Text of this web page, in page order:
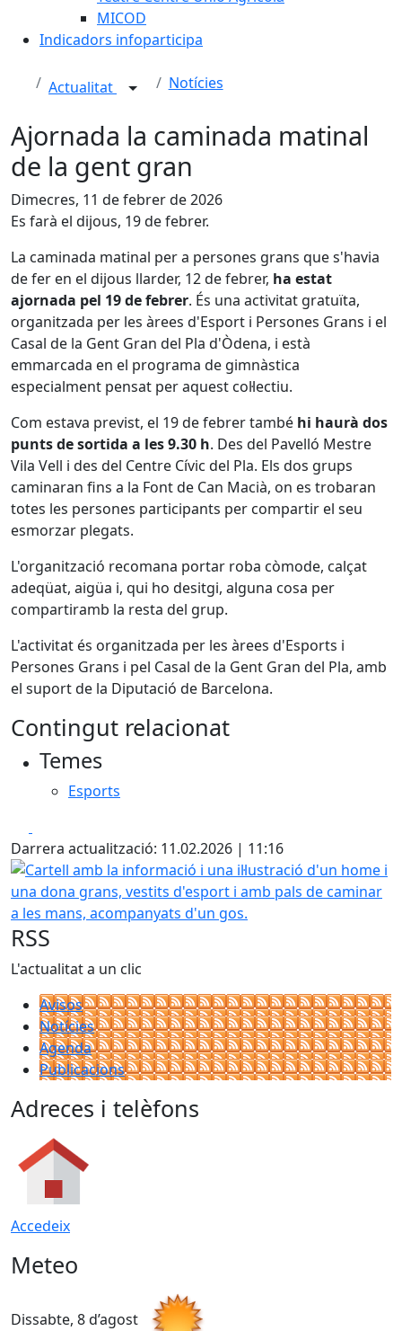
MICOD
Indicadors infoparticipa
Actualitat Notícies
Ajornada la caminada matinal
de la gent gran
Dimecres, 11 de febrer de 2026
Es farà el dijous, 19 de febrer.
La caminada matinal per a persones grans que s'havia
de fer en el dijous llarder, 12 de febrer, ha estat
ajornada pel 19 de febrer. És una activitat gratuïta,
organitzada per les àrees d'Esport i Persones Grans i el
Casal de la Gent Gran del Pla d'Òdena, i està
emmarcada en el programa de gimnàstica
especialment pensat per aquest col·lectiu.
Com estava previst, el 19 de febrer també hi haurà dos
punts de sortida a les 9.30 h. Des del Pavelló Mestre
Vila Vell i des del Centre Cívic del Pla. Els dos grups
caminaran fins a la Font de Can Macià, on es trobaran
totes les persones participants per compartir el seu
esmorzar plegats.
L'organització recomana portar roba còmode, calçat
adeqüat, aigüa i, qui ho desitgi, alguna cosa per
compartiramb la resta del grup.
L'activitat és organitzada per les àrees d'Esports i
Persones Grans i pel Casal de la Gent Gran del Pla, amb
el suport de la Diputació de Barcelona.
Contingut relacionat
Temes
Esports
Darrera actualització: 11.02.2026 | 11:16
Cartell amb la informació i una il·lustració d'un home i
RSS
L'actualitat a un clic
Avisos
Notícies
Agenda
Publicacions
Adreces i telèfons
Accedeix
Meteo
Dissabte, 8 d’agost